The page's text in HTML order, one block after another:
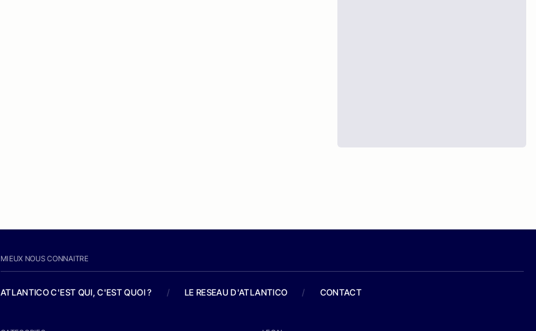
MIEUX NOUS CONNAITRE
ATLANTICO C'EST QUI, C'EST QUOI ? / LE RESEAU D'ATLANTICO / CONTACT